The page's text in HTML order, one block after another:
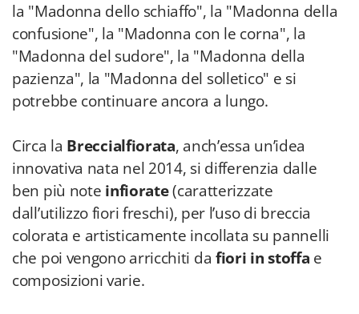
la "Madonna dello schiaffo", la "Madonna della
confusione", la "Madonna con le corna", la
"Madonna del sudore", la "Madonna della
pazienza", la "Madonna del solletico" e si
potrebbe continuare ancora a lungo.
Circa la Breccialfiorata, anch’essa un’idea
innovativa nata nel 2014, si differenzia dalle
ben più note infiorate(caratterizzate
dall’utilizzo fiori freschi), per l’uso di breccia
colorata e artisticamente incollata su pannelli
che poi vengono arricchiti da fiori in stoffa e
composizioni varie.